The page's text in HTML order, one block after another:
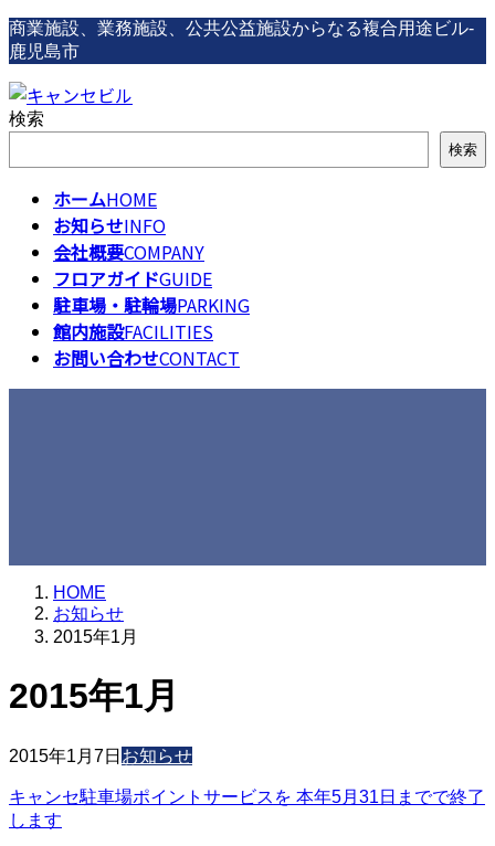
コ
ン
ン
ツ
ス
ナ
ビ
ー
シ
ン
商業施設、業務施設、公共公益施設からなる複合用途ビル-
鹿児島市
検索
検索
ホームHOME
お知らせINFO
会社概要COMPANY
フロアガイドGUIDE
駐車場・駐輪場PARKING
館内施設FACILITIES
お問い合わせCONTACT
HOME
お知らせ
2015年1月
2015年1月
2015年1月7日 お知らせ
キャンセ駐車場ポイントサービスを 本年5月31日までで終了
します